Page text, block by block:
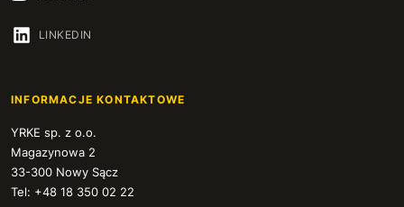
LINKEDIN
INFORMACJE KONTAKTOWE
YRKE sp. z o.o.
Magazynowa 2
33-300 Nowy Sącz
Tel: +48 18 350 02 22